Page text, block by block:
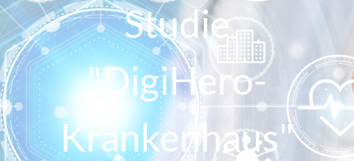
Studie
"DigiHero-
Krankenhaus"